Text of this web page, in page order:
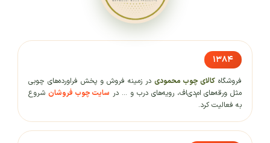
۱۳۸۴
فروشگاه کالای چوب محمودیدر زمینه فروش و پخش فراورده‌های چوبی
مثل ورقه‌های ام‌دی‌اف، رویه‌های درب و ... در سایت چوب فروشان شروع
به فعالیت کرد.